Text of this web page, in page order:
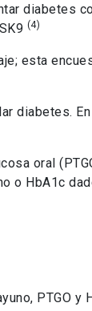
diabetes
(4)
esta
diabetes.
oral
o HbA1c
PTGO y